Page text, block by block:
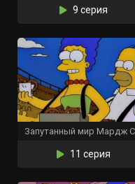
9 серия
11 серия